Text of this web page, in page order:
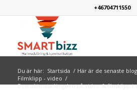
+46704711550
Du är här: Startsida / Här är de senaste
Filmklipp - video /
Den ultimata längden på video & filmklipp i